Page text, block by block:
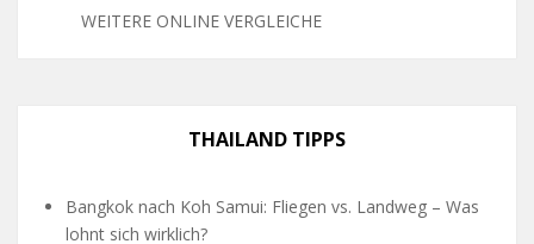
WEITERE ONLINE VERGLEICHE
THAILAND TIPPS
Bangkok nach Koh Samui: Fliegen vs. Landweg – Was
lohnt sich wirklich?